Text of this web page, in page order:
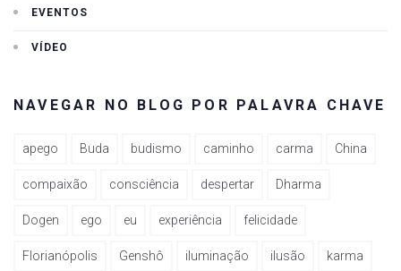
EVENTOS
VÍDEO
NAVEGAR NO BLOG POR PALAVRA CHAVE
apego Buda budismo caminho carma China
compaixão consciência despertar Dharma
Dogen ego eu experiência felicidade
Florianópolis Genshô iluminação ilusão karma